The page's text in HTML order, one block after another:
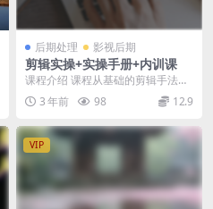
后期处理 影视后期
剪辑实操+实操手册+内训课
课程介绍 课程从基础的剪辑手法到
账号的注册、到领域的选择、再到
版权规避、核心运营...
3 年前 98 12.9
VIP